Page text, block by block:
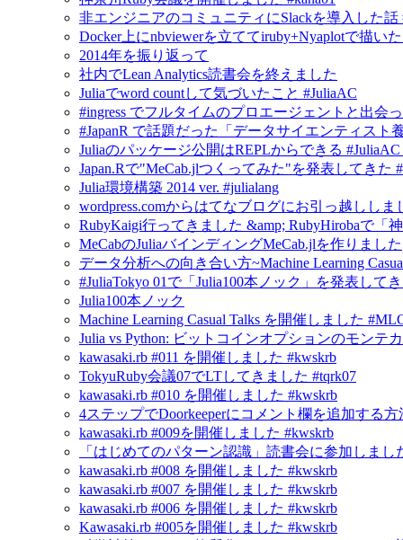
非エンジニアのコミュニティにSlackを導入した話
Docker上にnbviewerを立ててiruby+Nyaplotで描い
2014年を振り返って
社内でLean Analytics読書会を終えました
Juliaでword countして気づいたこと #JuliaAC
#ingress でフルタイムのプロエージェントと出会
#JapanR で話題だった「データサイエンティス
Juliaのパッケージ公開はREPLからできる #JuliaAC
Japan.Rで"MeCab.jlつくってみた"を発表してきた
Julia環境構築 2014 ver. #julialang
wordpress.comからはてなブログにお引っ越ししま
RubyKaigi行ってきました &amp; RubyHirobaで「
MeCabのJuliaバインディングMeCab.jlを作りました
データ分析への向き合い方~Machine Learning
#JuliaTokyo 01で「Julia100本ノック」を発表して
Julia100本ノック
Machine Learning Casual Talks を開催しました
Julia vs Python: ビットコインオプションのモンテ
kawasaki.rb #011 を開催しました #kwskrb
TokyuRuby会議07でLTしてきました #tqrk07
kawasaki.rb #010 を開催しました #kwskrb
4ステップでDoorkeeperにコメント欄を追加する方
kawasaki.rb #009を開催しました #kwskrb
「はじめてのパターン認識」読書会に参加しまし
kawasaki.rb #008 を開催しました #kwskrb
kawasaki.rb #007 を開催しました #kwskrb
kawasaki.rb #006 を開催しました #kwskrb
Kawasaki.rb #005を開催しました #kwskrb